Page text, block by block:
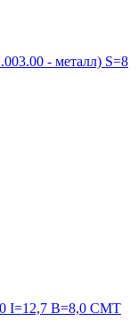
- металл) S=8
I=12,7 B=8,0 CMT